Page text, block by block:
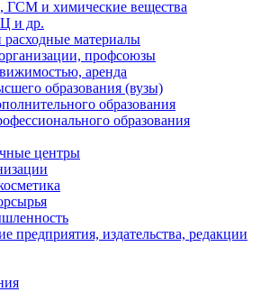
ГСМ и химические вещества
и др.
материалы
профсоюзы
аренда
образования (вузы)
образования
образования
центры
предприятия, издательства, редакции